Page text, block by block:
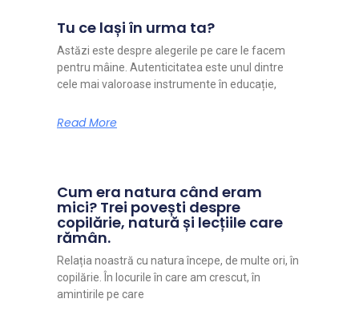
Tu ce lași în urma ta?
Astăzi este despre alegerile pe care le facem
pentru mâine. Autenticitatea este unul dintre
cele mai valoroase instrumente în educație,
Read More
Cum era natura când eram
mici? Trei povești despre
copilărie, natură și lecțiile care
rămân.
Relația noastră cu natura începe, de multe ori, în
copilărie. În locurile în care am crescut, în
amintirile pe care